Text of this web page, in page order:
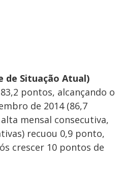
de Situação Atual)
pontos, alcançando o
de 2014 (86,7
mensal consecutiva,
recuou 0,9 ponto,
crescer 10 pontos de